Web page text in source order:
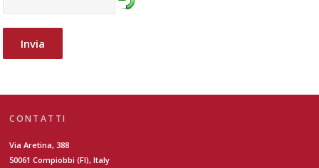
Invia
CONTATTI
Via Aretina, 388
50061 Compiobbi (FI), Italy